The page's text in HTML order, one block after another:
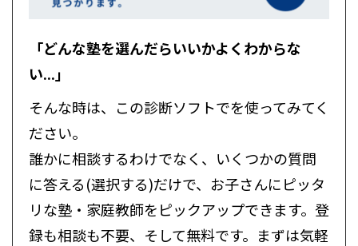
「どんな塾を選んだらいいかよくわからな
い...」
そんな時は、この診断ソフトでを使ってみてく
ださい。
誰かに相談するわけでなく、いくつかの質問
に答える(選択する)だけで、お子さんにピッタ
リな塾・家庭教師をピックアップできます。登
録も相談も不要、そして無料です。まずは気軽